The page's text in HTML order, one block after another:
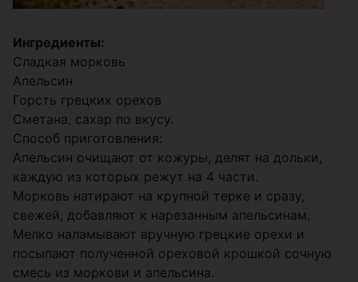
Ингредиенты:
Сладкая морковь
Апельсин
Горсть грецких орехов
Сметана, сахар по вкусу.
Способ приготовления:
Апельсин очищают от кожуры, делят на дольки,
каждую из которых режут на 4 части.
Морковь натирают на крупной терке и сразу,
свежей, добавляют к нарезанным апельсинам.
Мелко наламывают вручную грецкие орехи и
посыпают полученной ореховой крошкой сочную
смесь из моркови и апельсина.